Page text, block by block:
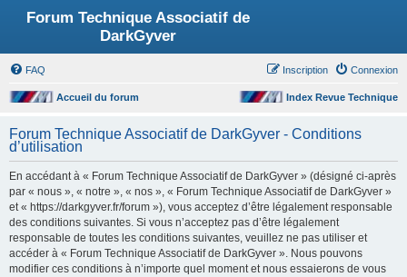
Forum Technique Associatif de
DarkGyver
FAQ Connexion
Inscription
Accueil du forum Index Revue Technique
Forum Technique Associatif de DarkGyver - Conditions
d’utilisation
En accédant à « Forum Technique Associatif de DarkGyver » (désigné ci-après
par « nous », « notre », « nos », « Forum Technique Associatif de DarkGyver »
et « https://darkgyver.fr/forum »), vous acceptez d’être légalement responsable
des conditions suivantes. Si vous n’acceptez pas d’être légalement
responsable de toutes les conditions suivantes, veuillez ne pas utiliser et
accéder à « Forum Technique Associatif de DarkGyver ». Nous pouvons
modifier ces conditions à n’importe quel moment et nous essaierons de vous